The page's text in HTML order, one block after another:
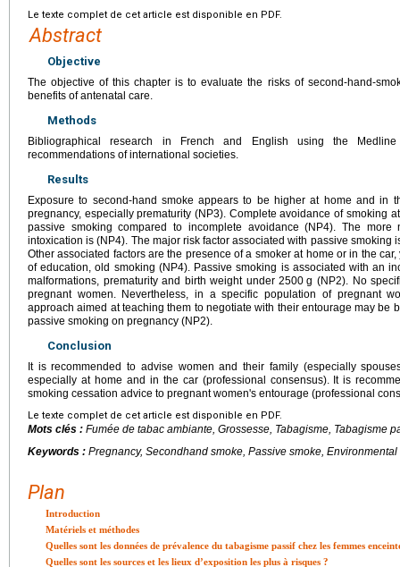
Le texte complet de cet article est disponible en PDF.
Abstract
Objective
The objective of this chapter is to evaluate the risks of second-hand-
benefits of antenatal care.
Methods
Bibliographical research in French and English using the
recommendations of international societies.
Results
Exposure to second-hand smoke appears to be higher at home and in
pregnancy, especially prematurity (NP3). Complete avoidance of smoking
passive smoking compared to incomplete avoidance (NP4). The
intoxication is (NP4). The major risk factor associated with passive smoking
Other associated factors are the presence of a smoker at home or in the
of education, old smoking (NP4). Passive smoking is associated with an
malformations, prematurity and birth weight under 2500 g (NP2). No
pregnant women. Nevertheless, in a specific population of pregnant
approach aimed at teaching them to negotiate with their entourage may be
passive smoking on pregnancy (NP2).
Conclusion
It is recommended to advise women and their family (especially
especially at home and in the car (professional consensus). It is
smoking cessation advice to pregnant women's entourage (professional
Le texte complet de cet article est disponible en PDF.
Mots clés : Fumée de tabac ambiante, Grossesse, Tabagisme, Tabagisme
Keywords : Pregnancy, Secondhand smoke, Passive smoke,
Plan
Introduction
Matériels et méthodes
Quelles sont les données de prévalence du tabagisme passif chez les femmes
Quelles sont les sources et les lieux d’exposition les plus à risques ?